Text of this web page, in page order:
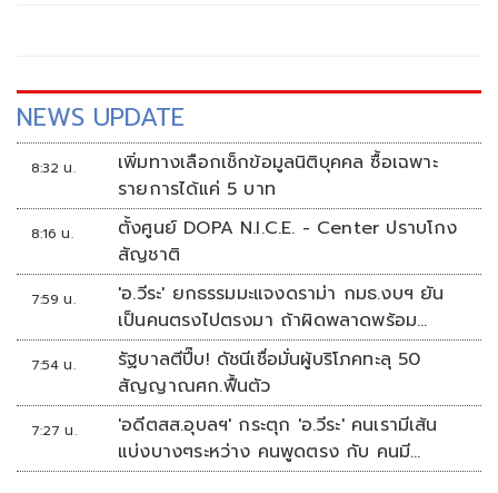
NEWS UPDATE
8:32 น.
เพิ่มทางเลือกเช็กข้อมูลนิติบุคคล ซื้อเฉพาะ
รายการได้แค่ 5 บาท
8:16 น.
ตั้งศูนย์ DOPA N.I.C.E. - Center ปราบโกง
สัญชาติ
7:59 น.
'อ.วีระ' ยกธรรมมะแจงดราม่า กมธ.งบฯ ยัน
เป็นคนตรงไปตรงมา ถ้าผิดพลาดพร้อม
ขอโทษ
7:54 น.
รัฐบาลตีปี๊บ! ดัชนีเชื่อมั่นผู้บริโภคทะลุ 50
สัญญาณศก.ฟื้นตัว
7:27 น.
'อดีตสส.อุบลฯ' กระตุก 'อ.วีระ' คนเรามีเส้น
แบ่งบางๆระหว่าง คนพูดตรง กับ คนมี
มารยาท